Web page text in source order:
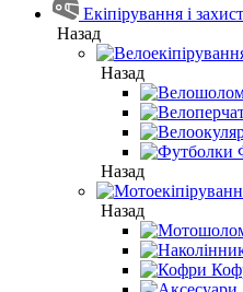
Екіпірування і захист
Назад
Назад
Назад
Назад